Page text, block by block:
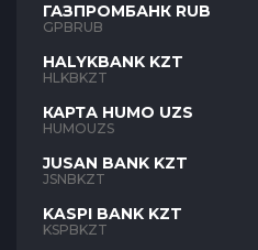
ГАЗПРОМБАНК RUB
GPBRUB
HALYKBANK KZT
HLKBKZT
КАРТА HUMO UZS
HUMOUZS
JUSAN BANK KZT
JSNBKZT
KASPI BANK KZT
KSPBKZT